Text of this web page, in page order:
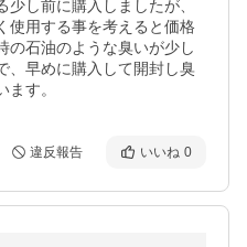
し前に購入しましたが、
使用する事を考えると価格
の石油のような臭いが少し
、早めに購入して開封し臭
す。
違反報告 いいね 0